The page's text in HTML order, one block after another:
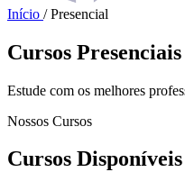
Início / Presencial
Cursos Presenciais
Estude com os melhores
Nossos Cursos
Cursos Disponíveis